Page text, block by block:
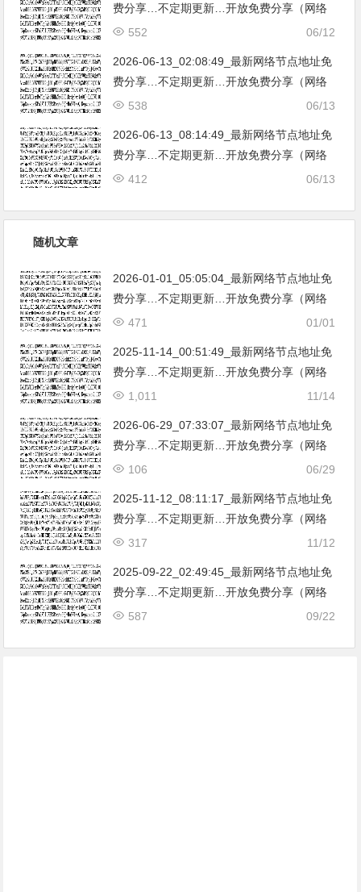
费分享…不定期更新…开放免费分享（网络
免费节点香港|日本|韩国|新加坡|台湾|马来西
06/12
552
2026-06-13_02:08:49_最新网络节点地址免
费分享…不定期更新…开放免费分享（网络
免费节点香港|日本|韩国|新加坡|台湾|马来西
06/13
538
2026-06-13_08:14:49_最新网络节点地址免
费分享…不定期更新…开放免费分享（网络
免费节点香港|日本|韩国|新加坡|台湾|马来西
06/13
412
随机文章
2026-01-01_05:05:04_最新网络节点地址免
费分享…不定期更新…开放免费分享（网络
免费节点香港|日本|韩国|新加坡|台湾|马来西
01/01
471
2025-11-14_00:51:49_最新网络节点地址免
费分享…不定期更新…开放免费分享（网络
免费节点香港|日本|韩国|新加坡|台湾|马来西
11/14
1,011
2026-06-29_07:33:07_最新网络节点地址免
费分享…不定期更新…开放免费分享（网络
免费节点香港|日本|韩国|新加坡|台湾|马来西
06/29
106
2025-11-12_08:11:17_最新网络节点地址免
费分享…不定期更新…开放免费分享（网络
免费节点香港|日本|韩国|新加坡|台湾|马来西
11/12
317
2025-09-22_02:49:45_最新网络节点地址免
费分享…不定期更新…开放免费分享（网络
免费节点香港|日本|韩国|新加坡|台湾|马来西
09/22
587